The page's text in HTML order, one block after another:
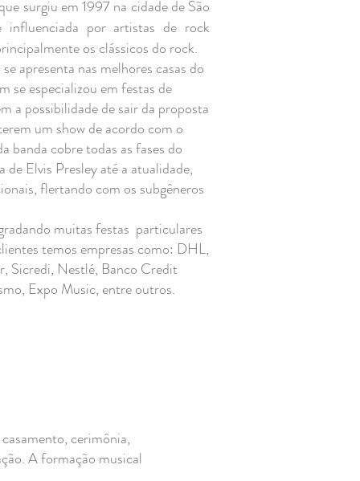
cerimônia,
A formação musical
surgiu em 1997 na cidade de São
por artistas de rock
os clássicos do rock.
apresenta nas melhores casas do
se especializou em festas de
a possibilidade de sair da proposta
um show de acordo com o
banda cobre todas as fases do
de Elvis Presley até a atualidade,
flertando com os subgêneros
muitas festas particulares
temos empresas como: DHL,
Sicredi, Nestlé, Banco Credit
Expo Music, entre outros.